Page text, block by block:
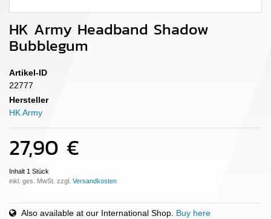
HK Army Headband Shadow
Bubblegum
Artikel-ID
22777
Hersteller
HK Army
27,90 €
Inhalt 1 Stück
inkl. ges. MwSt. zzgl.
Also available at our International Shop. Buy here